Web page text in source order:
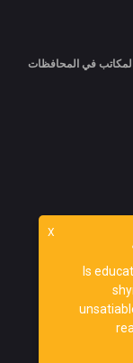
المكاتب في المحافظات
X
Is